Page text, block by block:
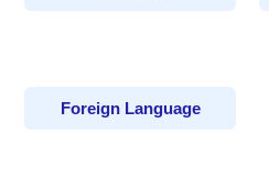
Foreign Language